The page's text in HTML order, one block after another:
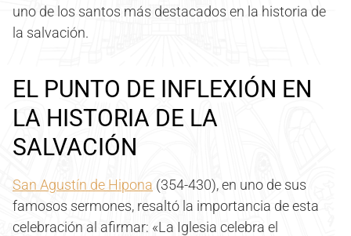
uno de los santos más destacados en la historia de
la salvación.
EL PUNTO DE INFLEXIÓN EN
LA HISTORIA DE LA
SALVACIÓN
San Agustín de Hipona (354-430), en uno de sus
famosos sermones, resaltó la importancia de esta
celebración al afirmar: «La Iglesia celebra el